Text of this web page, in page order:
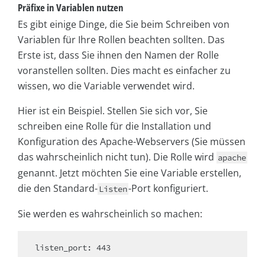
Präfixe in Variablen nutzen
Es gibt einige Dinge, die Sie beim Schreiben von
Variablen für Ihre Rollen beachten sollten. Das
Erste ist, dass Sie ihnen den Namen der Rolle
voranstellen sollten. Dies macht es einfacher zu
wissen, wo die Variable verwendet wird.
Hier ist ein Beispiel. Stellen Sie sich vor, Sie
schreiben eine Rolle für die Installation und
Konfiguration des Apache-Webservers (Sie müssen
das wahrscheinlich nicht tun). Die Rolle wird apache
genannt. Jetzt möchten Sie eine Variable erstellen,
die den Standard- Listen-Port konfiguriert.
Sie werden es wahrscheinlich so machen: